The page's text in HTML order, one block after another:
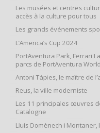
Les musées et centres
accès à la culture pour tous
Les grands événements
L’America’s Cup 2024
PortAventura Park, Ferrari
parcs de PortAventura World
Antoni Tàpies, le maître de
Reus, la ville moderniste
Les 11 principales œuvres
Catalogne
Lluís Domènech i